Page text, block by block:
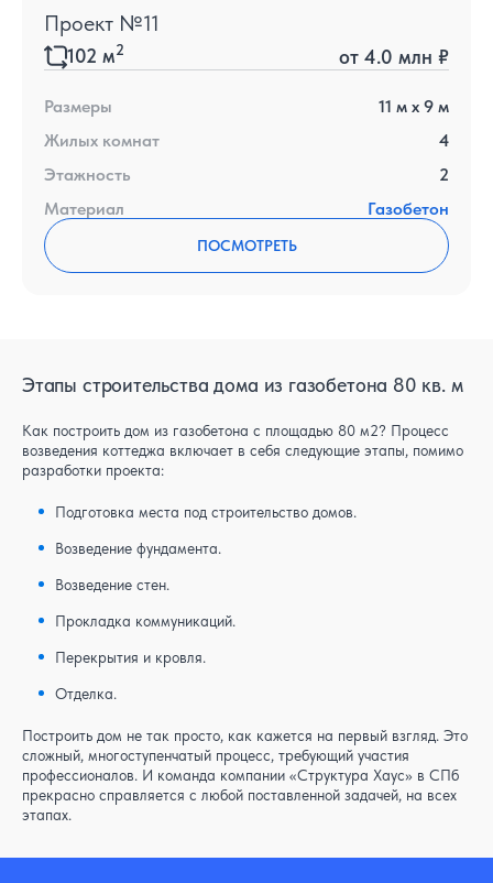
Проект №11
102 м2 от 4.0 млн ₽
Размеры 11 м x 9 м
Жилых комнат
4
Этажность
2
Материал
Газобетон
ПОСМОТРЕТЬ
Этапы строительства дома из газобетона 80 кв. м
Как построить дом из газобетона с площадью 80 м2? Процесс
возведения коттеджа включает в себя следующие этапы, помимо
разработки проекта:
Подготовка места под строительство домов.
Возведение фундамента.
Возведение стен.
Прокладка коммуникаций.
Перекрытия и кровля.
Отделка.
Построить дом не так просто, как кажется на первый взгляд. Это
сложный, многоступенчатый процесс, требующий участия
профессионалов. И команда компании «Структура Хаус» в СПб
прекрасно справляется с любой поставленной задачей, на всех
этапах.